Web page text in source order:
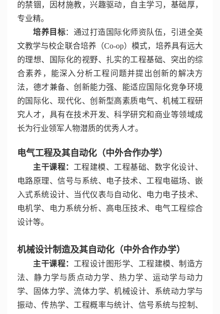
的禁锢，因材施教，兴趣驱动，自主学习，基础厚，
专业精。
培养目标：通过打造国际化师资队伍，引进全英
文教学与校企联合培养（Co-op）模式，培养具有远大
的理想、国际化的视野、扎实的工程基础、突出的综
合素养，能深入分析工程问题并提出创新的解决方
法，德才兼备、创新能力强、能适应国际化竞争环境
的国际化、现代化、创新型高素质电气、机械工程研
究人才，具有在技术开发、科学研究和商业等领域成
长为行业领军人物潜质的优秀人才。
电气工程及其自动化（中外合作办学）
主干课程： 工程建模、工程基础、数字化设计、
电路原理、信号与系统、电子技术、工程电磁场、嵌
入式系统设计、当代仪表与自动化、电力电子技术、
电机学、电力系统分析、高电压技术、电气工程综合
设计等。
机械设计制造及其自动化（中外合作办学）
主干课程： 工程设计图形学、工程建模、制造方
法、静力学与质点动力学、热力学、运动学与动力
学、固体力学、流体力学、机械设计、系统动力学与
振动、传热学、工程概率与统计、信号系统与控制、